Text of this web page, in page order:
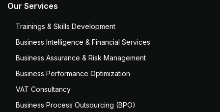
Our Services
Trainings & Skills Development
Business Intelligence & Financial Services
Business Assurance & Risk Management
Business Performance Optimization
VAT Consultancy
Business Process Outsourcing (BPO)